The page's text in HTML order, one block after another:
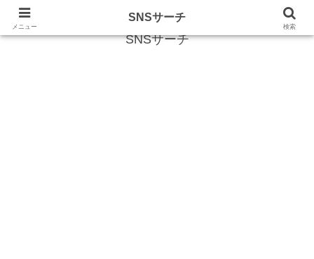
SNSサーチ
メニュー
SNSサーチ
検索